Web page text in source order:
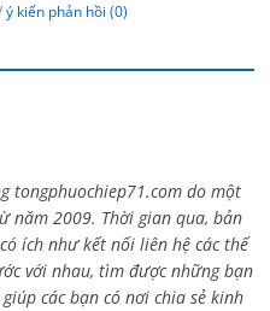
ý kiến phản hồi (0)
tongphuochiep71.com do một
năm 2009. Thời gian qua, bản
ích như kết nối liên hệ các thế
với nhau, tìm được những bạn
các bạn có nơi chia sẻ kinh